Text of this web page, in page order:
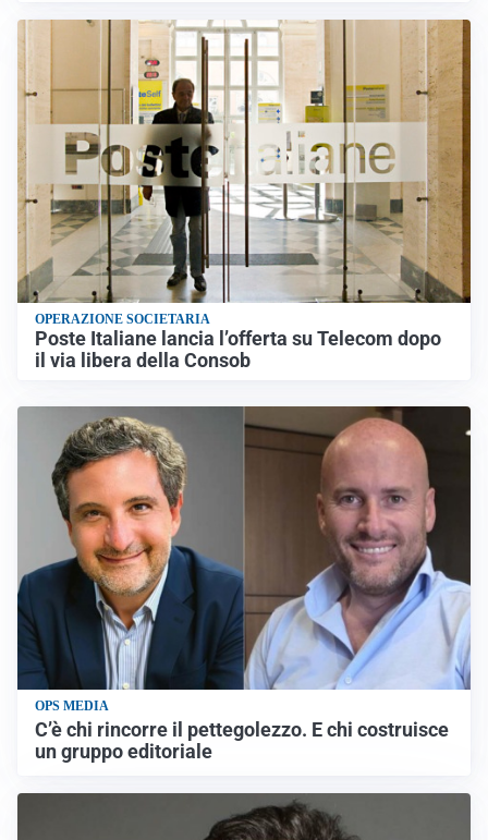
OPERAZIONE SOCIETARIA
Poste Italiane lancia l’offerta su Telecom dopo
il via libera della Consob
OPS MEDIA
C’è chi rincorre il pettegolezzo. E chi costruisce
un gruppo editoriale